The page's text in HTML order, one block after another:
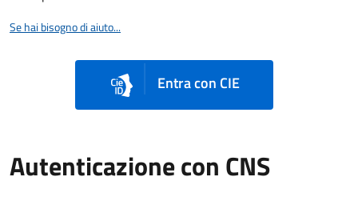
Se hai bisogno di aiuto...
Entra con CIE
Autenticazione con CNS